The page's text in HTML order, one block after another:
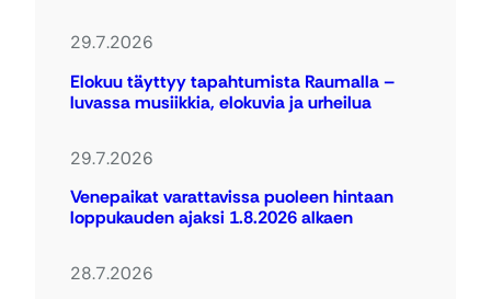
29.7.2026
Elokuu täyttyy tapahtumista Raumalla –
luvassa musiikkia, elokuvia ja urheilua
29.7.2026
Venepaikat varattavissa puoleen hintaan
loppukauden ajaksi 1.8.2026 alkaen
28.7.2026